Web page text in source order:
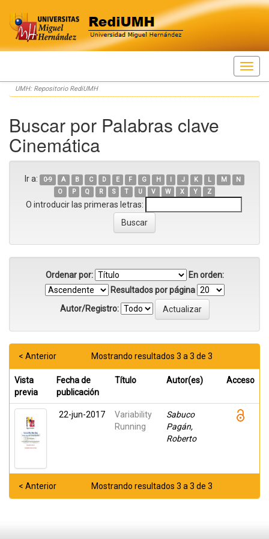
Skip
navigation
UMH: Repositorio RediUMH
Buscar por Palabras clave
Cinemática
Ir a: 0-9 A B C D E F G H I J K L M
N
O
P Q R S T U V W X Y Z
O introducir las primeras letras:
Ordenar por:
En orden:
Resultados por página
Autor/Registro:
Mostrando resultados 3 a 3 de 3
< Anterior
Vista
previa
Fecha de
publicación
Título Autor(es) Acceso
22-jun-2017
Variability
Running
Sabuco
Pagán,
Roberto
Mostrando resultados 3 a 3 de 3
< Anterior